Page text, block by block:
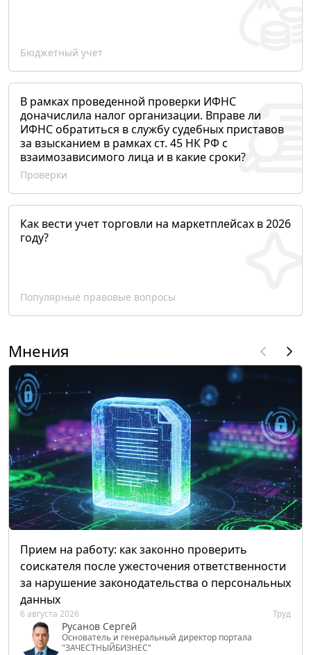
Бюджетный учет
В рамках проведенной проверки ИФНС
доначислила налог организации. Вправе ли
ИФНС обратиться в службу судебных приставов
за взысканием в рамках ст. 45 НК РФ с
взаимозависимого лица и в какие сроки?
Проверки
Как вести учет торговли на маркетплейсах в 2026
году?
Популярные правовые вопросы
Мнения
Прием на работу: как законно проверить
соискателя после ужесточения ответственности
за нарушение законодательства о персональных
данных
6 августа 2026 Труд
Русанов Сергей
Основатель и генеральный директор портала
"ЗАЧЕСТНЫЙБИЗНЕС"